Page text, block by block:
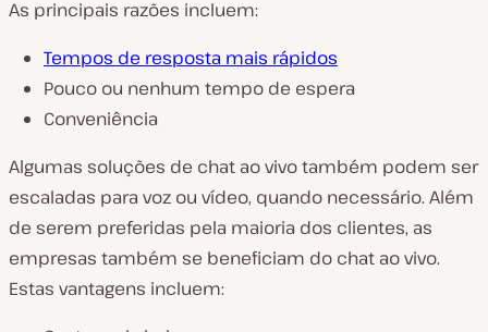
As principais razões incluem:
Tempos de resposta mais rápidos
Pouco ou nenhum tempo de espera
Conveniência
Algumas soluções de chat ao vivo também podem ser
escaladas para voz ou vídeo, quando necessário. Além
de serem preferidas pela maioria dos clientes, as
empresas também se beneficiam do chat ao vivo.
Estas vantagens incluem: